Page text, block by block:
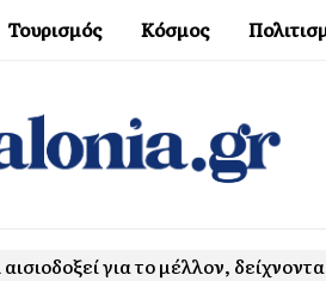
Τουρισμός Κόσμος
για το μέλλον,